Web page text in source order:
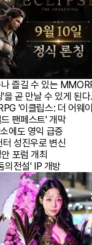
즐길 수 있는
을 곧 만날 수 있게 된
'이클립스: 더 어웨
팬페스트' 개막
에도 영익 급증
성진우로 변신
포럼 개최
의전설' IP 개방